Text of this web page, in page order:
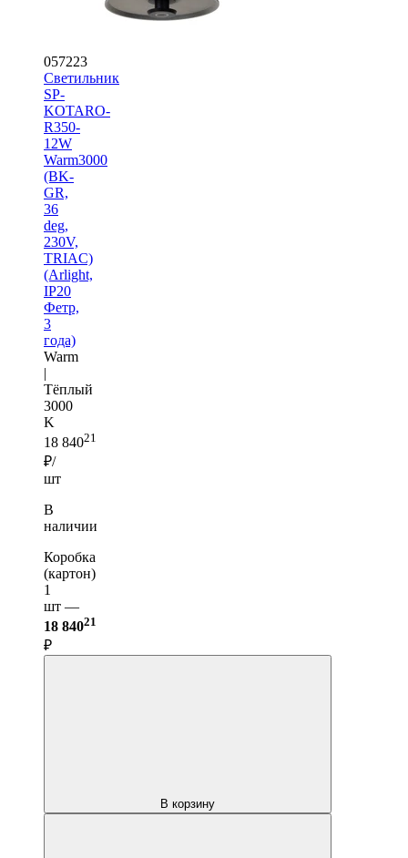
057223
Светильник
SP-
KOTARO-
R350-
12W
Warm3000
(BK-
GR,
36
deg,
230V,
TRIAC)
(Arlight,
IP20
Фетр,
3
года)
Warm
|
Тёплый
3000
K
18 84021
₽/
шт
В
наличии
Коробка
(картон)
1
шт —
18 84021
₽
В корзину